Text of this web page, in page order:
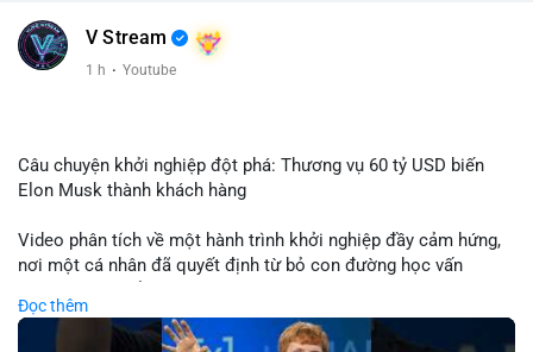
$jpyc
📰 Nguồn: Cointelegraph
V Stream
1 h · Youtube
Câu chuyện khởi nghiệp đột phá: Thương vụ 60 tỷ USD biến
Elon Musk thành khách hàng
Video phân tích về một hành trình khởi nghiệp đầy cảm hứng,
nơi một cá nhân đã quyết định từ bỏ con đường học vấn
dội với thương vụ trị giá 60 tỷ USD không chỉ khẳng định tầm
nhìn chiến lược của nhà sáng lập mà còn cho thấy sức mạnh
Đọc thêm